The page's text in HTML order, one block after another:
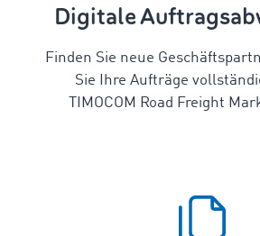
Digitale
Finden Sie neue
Sie Ihre Aufträge
TIMOCOM Road Freight